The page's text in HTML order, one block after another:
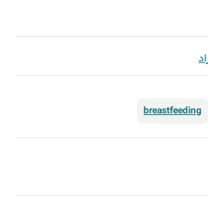
breastfeeding